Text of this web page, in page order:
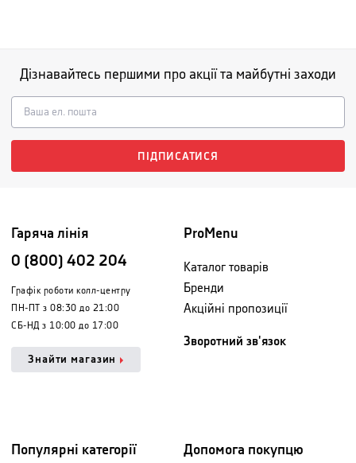
Дізнавайтесь першими про акції та майбутні заходи
ПІДПИСАТИСЯ
Гаряча лінія
0 (800) 402 204
Графік роботи колл-центру
ПН-ПТ з 08:30 до 21:00
СБ-НД з 10:00 до 17:00
Знайти магазин
ProMenu
Каталог товарів
Бренди
Акційні пропозиції
Зворотний зв'язок
Популярні категорії Допомога покупцю